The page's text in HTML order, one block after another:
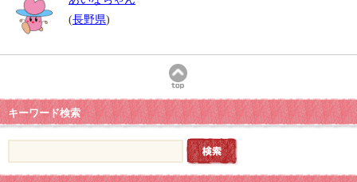
(長野県)
キーワード検索